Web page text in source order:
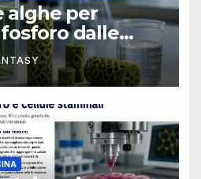
alghe per
dalle
della
University